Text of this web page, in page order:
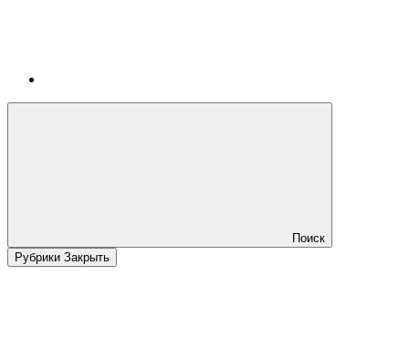
Поиск
Рубрики Закрыть